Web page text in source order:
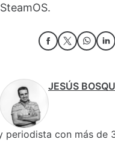
SteamOS.
JESÚS
periodista con más de